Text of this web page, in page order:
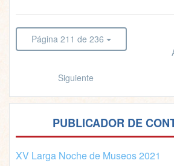
Página 211 de 236
Siguiente
PUBLICADOR DE
XV Larga Noche de Museos 2021